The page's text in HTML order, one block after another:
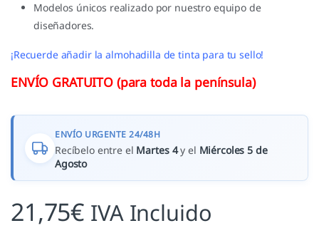
Modelos únicos realizado por nuestro equipo de
diseñadores.
¡Recuerde añadir la almohadilla de tinta para tu sello!
ENVÍO GRATUITO (para toda la península)
ENVÍO URGENTE 24/48H
Recíbelo entre el Martes 4y el Miércoles 5 de
Agosto
21,75€ IVA Incluido